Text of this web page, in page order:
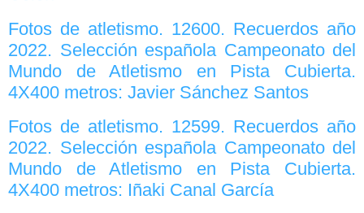
Fotos de atletismo. 12600. Recuerdos año
2022. Selección española Campeonato del
Mundo de Atletismo en Pista Cubierta.
4X400 metros: Javier Sánchez Santos
Fotos de atletismo. 12599. Recuerdos año
2022. Selección española Campeonato del
Mundo de Atletismo en Pista Cubierta.
4X400 metros: Iñaki Canal García